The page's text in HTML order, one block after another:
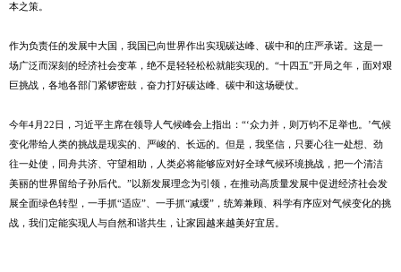
本之策。
作为负责任的发展中大国，我国已向世界作出实现碳达峰、碳中和的庄严承诺。这是一
场广泛而深刻的经济社会变革，绝不是轻轻松松就能实现的。“十四五”开局之年，面对艰
巨挑战，各地各部门紧锣密鼓，奋力打好碳达峰、碳中和这场硬仗。
今年4月22日，习近平主席在领导人气候峰会上指出：“‘众力并，则万钧不足举也。’气候
变化带给人类的挑战是现实的、严峻的、长远的。但是，我坚信，只要心往一处想、劲
往一处使，同舟共济、守望相助，人类必将能够应对好全球气候环境挑战，把一个清洁
美丽的世界留给子孙后代。”以新发展理念为引领，在推动高质量发展中促进经济社会发
展全面绿色转型，一手抓“适应”、一手抓“减缓”，统筹兼顾、科学有序应对气候变化的挑
战，我们定能实现人与自然和谐共生，让家园越来越美好宜居。